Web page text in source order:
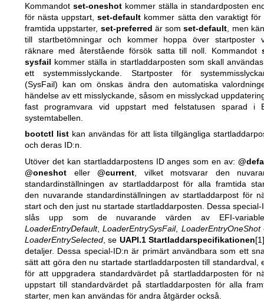
Kommandot set-oneshot kommer ställa in standardposten
för nästa uppstart,set-default kommer sätta den varaktigt för
framtida uppstarter, set-preferred är somset-default , men
till startbetömningar och kommer hoppa över startposter
räknare med återstående försök satta till noll. Kommandot
sysfail kommer ställa in startladdarposten som skall
ett systemmisslyckande. Startposter för
(SysFail) kan om önskas ändra den automatiska
händelse av ett misslyckande, såsom en misslyckad
fast programvara vid uppstart med felstatusen sparad i
systemtabellen.
bootctl list kan användas för att lista tillgängliga
och deras ID:n.
Utöver det kan startladdarpostens ID anges som en av:
@oneshot eller @current , vilket motsvarar den
standardinställningen av startladdarpost för alla framtida
den nuvarande standardinställningen av startladdarpost för
start och den just nu startade startladdarposten. Dessa special-
slås upp som de nuvarande värden av EFI-
LoaderEntryDefault,LoaderEntrySysFail, LoaderEntryOneShot
LoaderEntrySelected , se UAPI.1 Startladdarspecifikationen
detaljer. Dessa special-ID:n är primärt användbara som ett
sätt att göra den nu startade startladdarposten till standardval,
för att uppgradera standardvärdet på startladdarposten för
uppstart till standardvärdet på startladdarposten för alla
starter, men kan användas för andra åtgärder också.